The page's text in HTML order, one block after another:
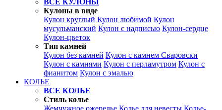
ВСЕ КУЛОНЫ
Кулоны в виде
Кулон круглый Кулон любимой Кулон
мусульманский Кулон с надписью Кулон-сердце
Кулон-цветок
Тип камней
Кулон без камней Кулон с камнем Сваровски
Кулон с камнями Кулон с перламутром Кулон с
фианитом Кулон с эмалью
КОЛЬЕ
ВСЕ КОЛЬЕ
Стиль колье
Жемчужное ожерелье Колье для невесты Колье-